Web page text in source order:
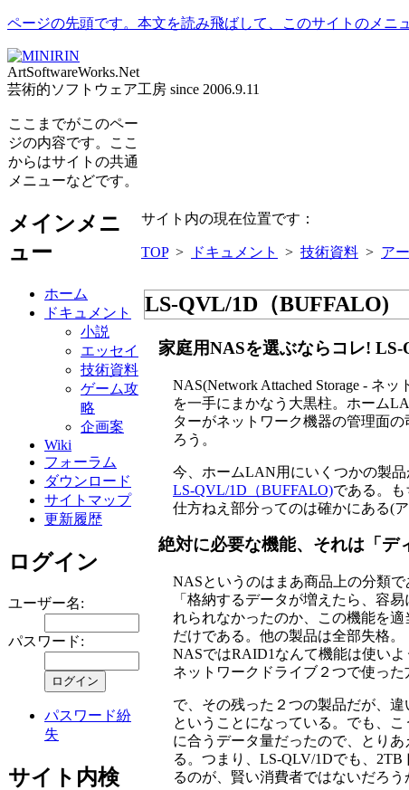
ページの先頭です。本文を読み飛ばして、このサイトのメニ
ArtSoftwareWorks.Net
芸術的ソフトウェア工房 since 2006.9.11
ここまでがこのペー
ジの内容です。ここ
からはサイトの共通
メニューなどです。
メインメニ
ュー
ホーム
ドキュメント
小説
エッセイ
技術資料
ゲーム攻
略
企画案
Wiki
フォーラム
ダウンロード
サイトマップ
更新履歴
ログイン
ユーザー名:
パスワード:
パスワード紛
失
サイト内検
サイト内の現在位置です：
TOP> ドキュメント > 技術資料 > ア
LS-QVL/1D（BUFFALO)
家庭用NASを選ぶならコレ!
NAS(Network Attached Storage - ネ
を一手にまかなう大黒柱。ホーム
ターがネットワーク機器の管理面
ろう。
今、ホームLAN用にいくつかの製
LS-QVL/1D（BUFFALO)である。
仕方ねえ部分ってのは確かにある(
絶対に必要な機能、それは「デ
NASというのはまあ商品上の分類
「格納するデータが増えたら、容
れられなかったのか、この機能を
だけである。他の製品は全部失格
NASではRAID1なんて機能は使い
ネットワークドライブ２つで使っ
で、その残った２つの製品だが、
ということになっている。でも、
に合うデータ量だったので、とり
る。つまり、LS-QLV/1Dでも、
るのが、賢い消費者ではないだろ